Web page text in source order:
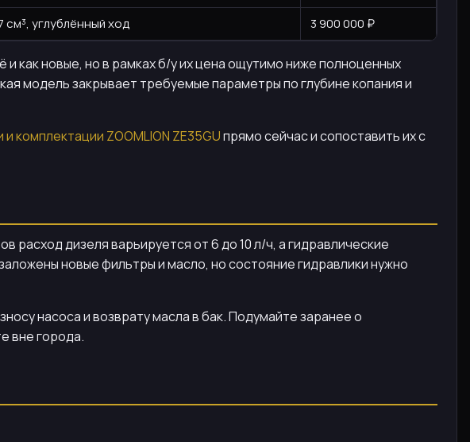
см³, углублённый ход 3 900 000 ₽
как новые, но в рамках б/у их цена ощутимо ниже полноценных
модель закрывает требуемые параметры по глубине копания и
комплектации ZOOMLION ZE35GUпрямо сейчас и сопоставить их с
расход дизеля варьируется от 6 до 10 л/ч, а гидравлические
новые фильтры и масло, но состояние гидравлики нужно
насоса и возврату масла в бак. Подумайте заранее о
вне города.